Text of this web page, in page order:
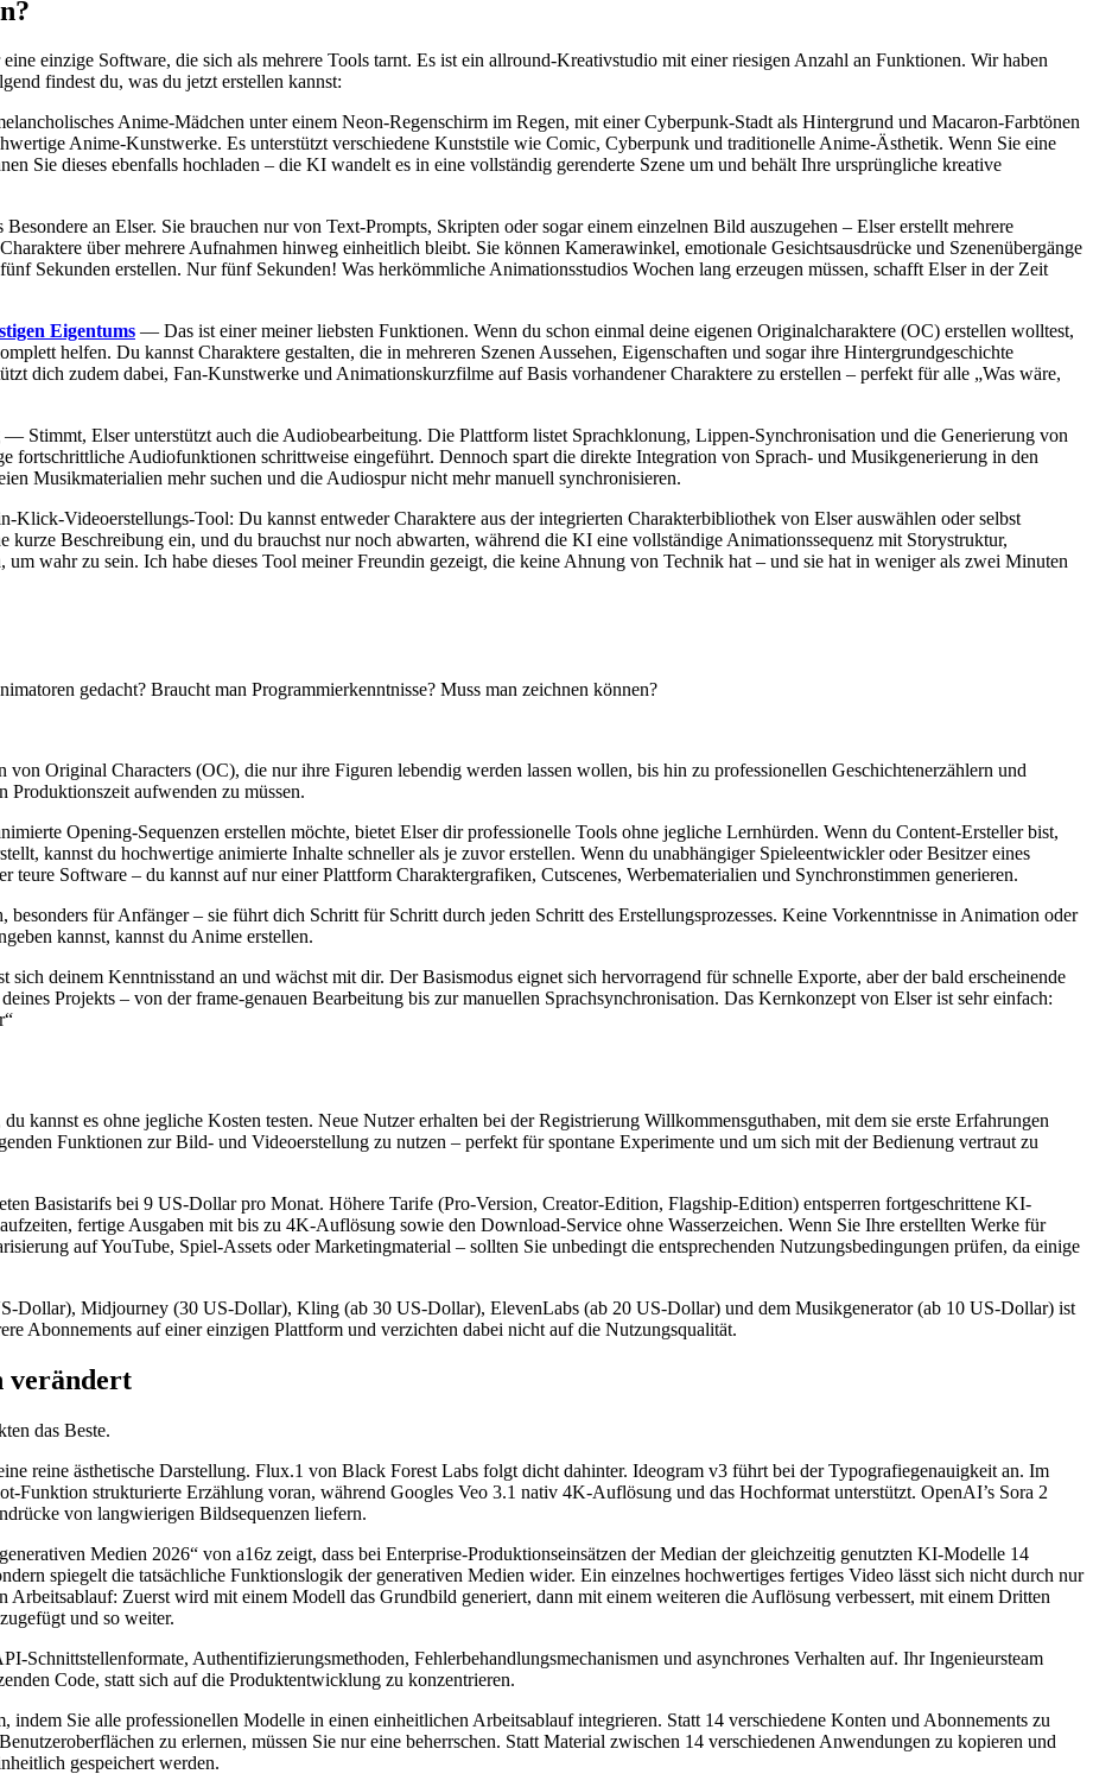
einzige Software, die sich als mehrere Tools tarnt. Es ist ein allround-Kreativstudio mit einer riesigen Anzahl an Funktionen. Wir haben
findest du, was du jetzt erstellen kannst:
Anime-Mädchen unter einem Neon-Regenschirm im Regen, mit einer Cyberpunk-Stadt als Hintergrund und Macaron-Farbtönen
Anime-Kunstwerke. Es unterstützt verschiedene Kunststile wie Comic, Cyberpunk und traditionelle Anime-Ästhetik. Wenn Sie eine
Sie dieses ebenfalls hochladen – die KI wandelt es in eine vollständig gerenderte Szene um und behält Ihre ursprüngliche kreative
an Elser. Sie brauchen nur von Text-Prompts, Skripten oder sogar einem einzelnen Bild auszugehen – Elser erstellt mehrere
über mehrere Aufnahmen hinweg einheitlich bleibt. Sie können Kamerawinkel, emotionale Gesichtsausdrücke und Szenenübergänge
Sekunden erstellen. Nur fünf Sekunden! Was herkömmliche Animationsstudios Wochen lang erzeugen müssen, schafft Elser in der Zeit
Eigentums — Das ist einer meiner liebsten Funktionen. Wenn du schon einmal deine eigenen Originalcharaktere (OC) erstellen wolltest,
helfen. Du kannst Charaktere gestalten, die in mehreren Szenen Aussehen, Eigenschaften und sogar ihre Hintergrundgeschichte
dich zudem dabei, Fan-Kunstwerke und Animationskurzfilme auf Basis vorhandener Charaktere zu erstellen – perfekt für alle „Was wäre,
— Stimmt, Elser unterstützt auch die Audiobearbeitung. Die Plattform listet Sprachklonung, Lippen-Synchronisation und die Generierung von
fortschrittliche Audiofunktionen schrittweise eingeführt. Dennoch spart die direkte Integration von Sprach- und Musikgenerierung in den
Musikmaterialien mehr suchen und die Audiospur nicht mehr manuell synchronisieren.
Videoerstellungs-Tool: Du kannst entweder Charaktere aus der integrierten Charakterbibliothek von Elser auswählen oder selbst
kurze Beschreibung ein, und du brauchst nur noch abwarten, während die KI eine vollständige Animationssequenz mit Storystruktur,
wahr zu sein. Ich habe dieses Tool meiner Freundin gezeigt, die keine Ahnung von Technik hat – und sie hat in weniger als zwei Minuten
gedacht? Braucht man Programmierkenntnisse? Muss man zeichnen können?
Original Characters (OC), die nur ihre Figuren lebendig werden lassen wollen, bis hin zu professionellen Geschichtenerzählern und
Produktionszeit aufwenden zu müssen.
Opening-Sequenzen erstellen möchte, bietet Elser dir professionelle Tools ohne jegliche Lernhürden. Wenn du Content-Ersteller bist,
kannst du hochwertige animierte Inhalte schneller als je zuvor erstellen. Wenn du unabhängiger Spieleentwickler oder Besitzer eines
teure Software – du kannst auf nur einer Plattform Charaktergrafiken, Cutscenes, Werbematerialien und Synchronstimmen generieren.
für Anfänger – sie führt dich Schritt für Schritt durch jeden Schritt des Erstellungsprozesses. Keine Vorkenntnisse in Animation oder
kannst, kannst du Anime erstellen.
sich deinem Kenntnisstand an und wächst mit dir. Der Basismodus eignet sich hervorragend für schnelle Exporte, aber der bald erscheinende
Projekts – von der frame-genauen Bearbeitung bis zur manuellen Sprachsynchronisation. Das Kernkonzept von Elser ist sehr einfach:
kannst es ohne jegliche Kosten testen. Neue Nutzer erhalten bei der Registrierung Willkommensguthaben, mit dem sie erste Erfahrungen
Funktionen zur Bild- und Videoerstellung zu nutzen – perfekt für spontane Experimente und um sich mit der Bedienung vertraut zu
Basistarifs bei 9 US-Dollar pro Monat. Höhere Tarife (Pro-Version, Creator-Edition, Flagship-Edition) entsperren fortgeschrittene KI-
fertige Ausgaben mit bis zu 4K-Auflösung sowie den Download-Service ohne Wasserzeichen. Wenn Sie Ihre erstellten Werke für
auf YouTube, Spiel-Assets oder Marketingmaterial – sollten Sie unbedingt die entsprechenden Nutzungsbedingungen prüfen, da einige
Dollar), Midjourney (30 US-Dollar), Kling (ab 30 US-Dollar), ElevenLabs (ab 20 US-Dollar) und dem Musikgenerator (ab 10 US-Dollar) ist
Abonnements auf einer einzigen Plattform und verzichten dabei nicht auf die Nutzungsqualität.
verändert
das Beste.
reine ästhetische Darstellung. Flux.1 von Black Forest Labs folgt dicht dahinter. Ideogram v3 führt bei der Typografiegenauigkeit an. Im
Funktion strukturierte Erzählung voran, während Googles Veo 3.1 nativ 4K-Auflösung und das Hochformat unterstützt. OpenAI’s Sora 2
von langwierigen Bildsequenzen liefern.
Medien 2026“ von a16z zeigt, dass bei Enterprise-Produktionseinsätzen der Median der gleichzeitig genutzten KI-Modelle 14
spiegelt die tatsächliche Funktionslogik der generativen Medien wider. Ein einzelnes hochwertiges fertiges Video lässt sich nicht durch nur
Zuerst wird mit einem Modell das Grundbild generiert, dann mit einem weiteren die Auflösung verbessert, mit einem Dritten
und so weiter.
Schnittstellenformate, Authentifizierungsmethoden, Fehlerbehandlungsmechanismen und asynchrones Verhalten auf. Ihr Ingenieursteam
Code, statt sich auf die Produktentwicklung zu konzentrieren.
indem Sie alle professionellen Modelle in einen einheitlichen Arbeitsablauf integrieren. Statt 14 verschiedene Konten und Abonnements zu
zu erlernen, müssen Sie nur eine beherrschen. Statt Material zwischen 14 verschiedenen Anwendungen zu kopieren und
gespeichert werden.